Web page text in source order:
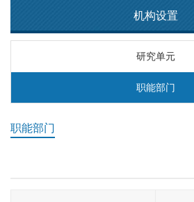
机构设置
研究单元
职能部门
职能部门